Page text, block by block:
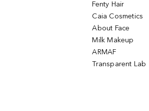
Fenty Hair
Caia Cosmetics
About Face
Milk Makeup
ARMAF
Transparent Lab